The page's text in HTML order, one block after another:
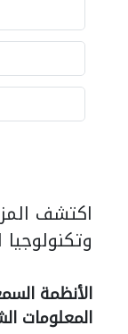
اكتشف
الأنظمة
المعلومات